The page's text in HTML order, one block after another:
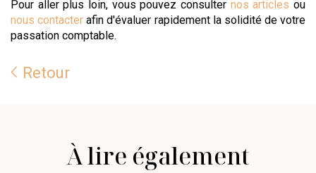
Pour aller plus loin, vous pouvez consulter nos articles ou
nous contacter afin d'évaluer rapidement la solidité de votre
passation comptable.
Retour
À lire également